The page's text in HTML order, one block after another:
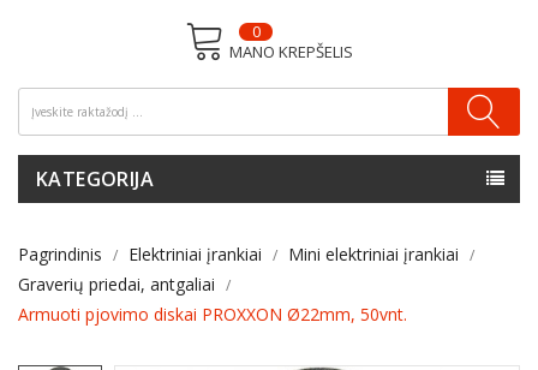
MANO KREPŠELIS
0
KATEGORIJA
Pagrindinis Elektriniai įrankiai
Mini elektriniai įrankiai
Graverių priedai, antgaliai
Armuoti pjovimo diskai PROXXON Ø22mm, 50vnt.